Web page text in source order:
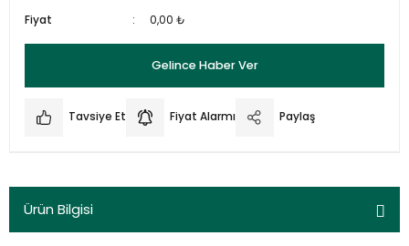
Fiyat
0,00 ₺
Gelince Haber Ver
Tavsiye Et Fiyat Alarmı Paylaş
Ürün Bilgisi